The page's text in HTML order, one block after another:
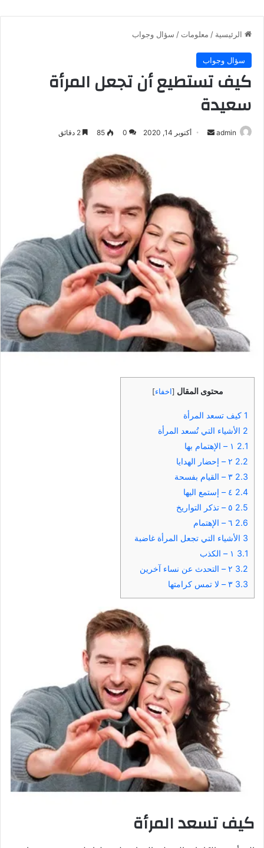
الرئيسية / معلومات / سؤال وجواب
سؤال وجواب
كيف تستطيع أن تجعل المرأة
سعيدة
admin
أرسل أكتوبر 14, 2020 0
85
محتوى المقال [اخفاء]
1 كيف تسعد المرأة
2 الأشياء التي تُسعد المرأة
2.1
2.2
2.3
2.4
2.5
2.6
3 الأشياء التي تجعل المرأة غاضبة
3.1
3.2
3.3
كيف تسعد المرأة